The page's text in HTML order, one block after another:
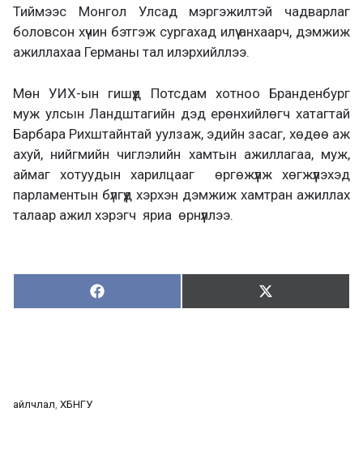
Тиймээс Монгол Улсад мэргэжилтэй чадварлаг
боловсон хүчин бэтгэж сургахад илүү анхаарч, дэмжиж
ажиллахаа Германы тал илэрхийллээ.
Мөн УИХ-ын гишүүд Потсдам хотноо Бранденбург
муж улсын Ландштагийн дэд ерөнхийлөгч хатагтай
Барбара Рихштайнтай уулзаж, эдийн засаг, хөдөө аж
ахуй, нийгмийн чиглэлийн хамтын ажиллагаа, муж,
аймаг хотуудын харилцааг өргөжүүлж хөгжүүлэхэд
парламентын бүлгүүд хэрхэн дэмжиж хамтран ажиллах
талаар ажил хэрэгч яриа өрнүүллээ.
Хуваалцах:
Х
у
Түгээх:
Т
айлчлал, ХБНГУ